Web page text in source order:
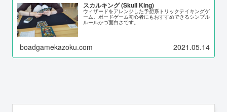
スカルキング (Skull King)
ウィザードをアレンジした予想系トリックテイキングゲ
ーム。ボードゲーム初心者にもおすすめできるシンプル
ルールかつ面白さです。
boadgamekazoku.com 2021.05.14